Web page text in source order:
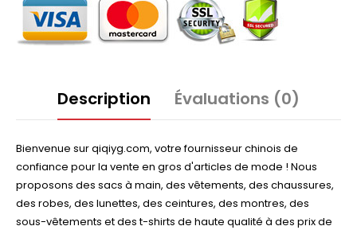
Description Évaluations (0)
Bienvenue sur qiqiyg.com, votre fournisseur chinois de
confiance pour la vente en gros d'articles de mode ! Nous
proposons des sacs à main, des vêtements, des chaussures,
des robes, des lunettes, des ceintures, des montres, des
sous-vêtements et des t-shirts de haute qualité à des prix de